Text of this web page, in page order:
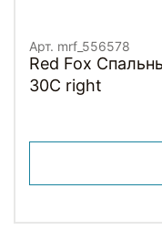
Арт. mrf_556578
Red Fox
30C right